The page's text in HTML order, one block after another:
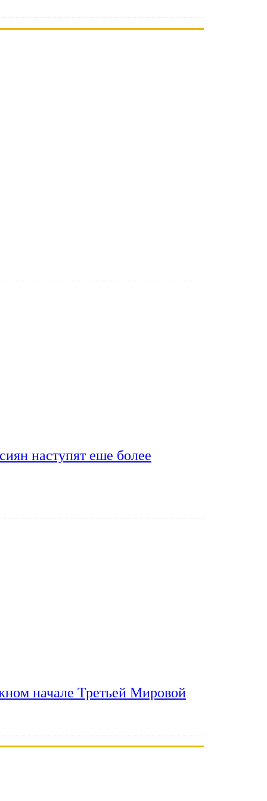
наступят еше более
начале Третьей Мировой